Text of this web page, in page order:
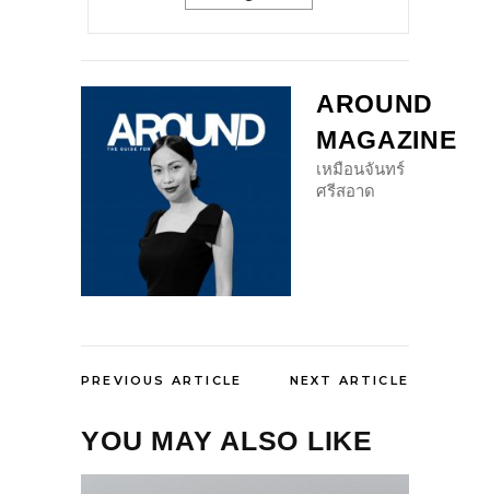
AROUND
MAGAZINE
เหมือนจันทร์
ศรีสอาด
PREVIOUS ARTICLE NEXT ARTICLE
YOU MAY ALSO LIKE